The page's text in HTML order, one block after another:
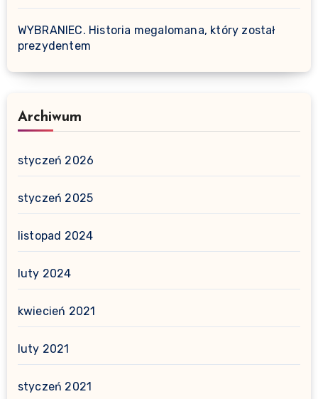
WYBRANIEC. Historia megalomana, który został
prezydentem
Archiwum
styczeń 2026
styczeń 2025
listopad 2024
luty 2024
kwiecień 2021
luty 2021
styczeń 2021